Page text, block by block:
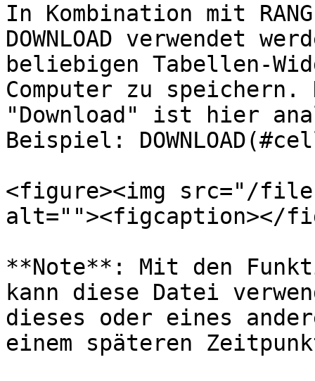
In Kombination mit
DOWNLOAD verwendet
beliebigen Tabellen-
Computer zu
"Download" ist hier
Beispiel:
<figure><img src="/files/
alt=""><figcaption></
**Note**: Mit den
kann diese Datei
dieses oder eines